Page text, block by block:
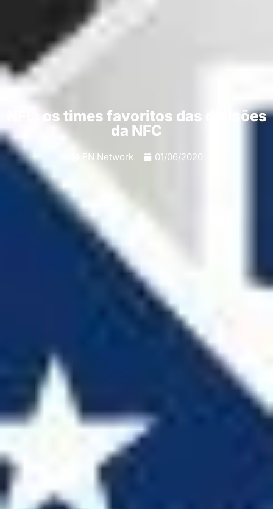
NFL: os times favoritos das divisões
da NFC
FN Network 01/06/2020